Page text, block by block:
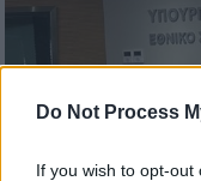
Do Not Process
If you wish to opt-